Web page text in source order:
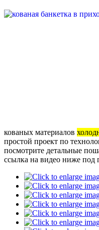
кованых материалов
простой проект по
посмотрите детальные
ссылка на видео ниже под